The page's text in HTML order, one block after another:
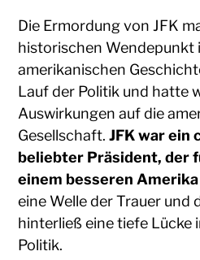
Die Ermordung von JFK
historischen Wendepunkt
amerikanischen
Lauf der Politik und hatte
Auswirkungen auf die
Gesellschaft.JFK war ein
beliebter Präsident, der
einem besseren
eine Welle der Trauer und
hinterließ eine tiefe Lücke
Politik.